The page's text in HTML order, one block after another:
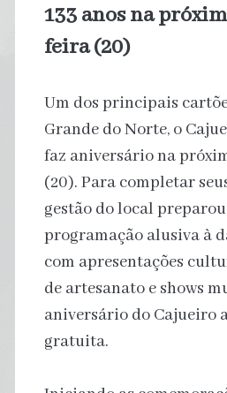
133 anos na
feira (20)
Um dos principais
Grande do Norte, o
faz aniversário na
(20). Para completar
gestão do local
programação alusiva à
com apresentações
de artesanato e shows
aniversário do Cajueiro
gratuita.